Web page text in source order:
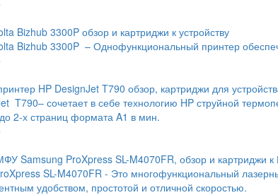
Bizhub 3300P обзор и картриджи к устройству
Bizhub 3300P – Однофункциональный принтер
HP DesignJet T790 обзор, картриджи для
T790– сочетает в себе технологию HP струйной
2-х страниц формата A1 в мин.
Samsung ProXpress SL-M4070FR, обзор и картриджи
SL-M4070FR - Это многофункциональный
удобством, простотой и отличной скоростью.